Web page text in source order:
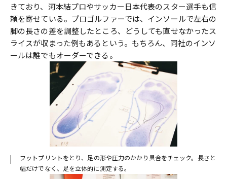
きており、河本結プロやサッカー日本代表のスター選手も信
頼を寄せている。プロゴルファーでは、インソールで左右の
脚の長さの差を調整したところ、どうしても直せなかったス
ライスが収まった例もあるという。もちろん、同社のインソ
ールは誰でもオーダーできる。
フットプリントをとり、足の形や圧力のかかり具合をチェック。長さと
幅だけでなく、足を立体的に測定する。